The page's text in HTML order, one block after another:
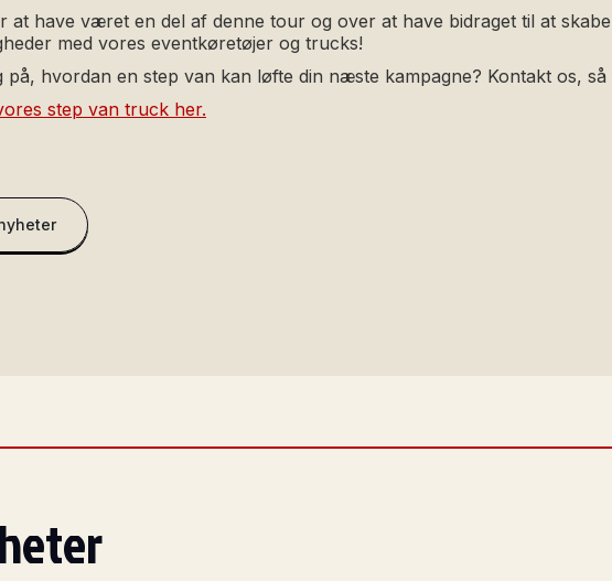
at have været en del af denne tour og over at have bidraget til at
med vores eventkøretøjer og trucks!
på, hvordan en step van kan løfte din næste kampagne? Kontakt os,
step van truck her.